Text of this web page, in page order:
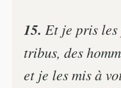
15. Et je pris
tribus, des
et je les mis à